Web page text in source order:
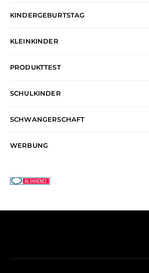
KINDERGEBURTSTAG
KLEINKINDER
PRODUKTTEST
SCHULKINDER
SCHWANGERSCHAFT
WERBUNG